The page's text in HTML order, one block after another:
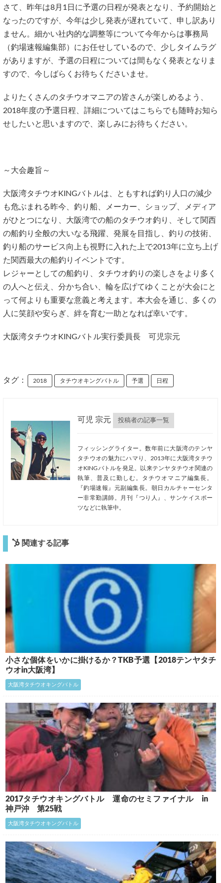
さて、昨年は8月1日に予選の日程が発表となり、予約開始と
なったのですが、今年は少し発表が遅れていて、申し訳あり
ません。細かい社内的な調整等について今年からは事務局
（釣場速報編集部）にお任せしているので、少しタイムラグ
がありますが、予選の日程については間もなく発表となりま
すので、今しばらくお待ちくださいませ。
よりたくさんのタチウオマニアの皆さんが楽しめるよう、
2018年度の予選日程、詳細についてはこちらでも随時お知ら
せしたいと思いますので、楽しみにお待ちください。
～大会趣旨～
大阪湾タチウオKINGバトルは、ともすれば釣り人口の減少
も危ぶまれる昨今、釣り船、メーカー、ショップ、メディア
がひとつになり、大阪湾での船のタチウオ釣り、そして関西
の船釣り全般の大いなる飛躍、発展を目指し、釣りの技術、
釣り船のサービス向上も視野に入れた上で2013年に立ち上げ
た関西最大の船釣りイベントです。
レジャーとしての船釣り、タチウオ釣りの楽しさをより多く
の人へと伝え、分かち合い、輪を広げてゆくことが大会にと
って何よりも重要な意義と考えます。本大会を通じ、多くの
人に笑顔や安らぎ、絆を育む一助となれば幸いです。
大阪湾タチウオKINGバトル実行委員長 可児宗元
タグ： 2018 タチウオキングバトル 予選 日程
可児 宗元 投稿者の記事一覧
フィッシングライター。数年前に大阪湾のテンヤ
タチウオの魅力にハマり、2013年に大阪湾タチウ
オKINGバトルを発足。以来テンヤタチウオ関連の
執筆、普及に勤しむ。タチウオマニア編集長。
『釣場速報』元副編集長。朝日カルチャーセンタ
ー非常勤講師。月刊『つり人』、サンケイスポー
ツなどに執筆中。
関連する記事
小さな個体をいかに掛けるか？TKB予選【2018テンヤタチ
ウオin大阪湾】
大阪湾タチウオキングバトル
2017タチウオキングバトル 運命のセミファイナル in
神戸沖 第25戦
大阪湾タチウオキングバトル